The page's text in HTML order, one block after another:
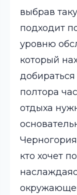
выбрав
подходит
уровню
который
полтора
отдыха
кто хочет